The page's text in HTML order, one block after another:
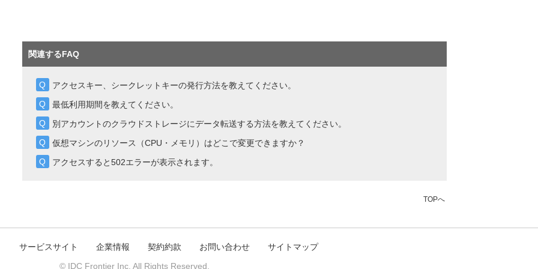
関連するFAQ
アクセスキー、シークレットキーの発行方法を教えてください。
最低利用期間を教えてください。
別アカウントのクラウドストレージにデータ転送する方法を教えてください。
仮想マシンのリソース（CPU・メモリ）はどこで変更できますか？
アクセスすると502エラーが表示されます。
TOPへ
サービスサイト 企業情報 契約約款 お問い合わせ
サイトマップ
© IDC Frontier Inc. All Rights Reserved.